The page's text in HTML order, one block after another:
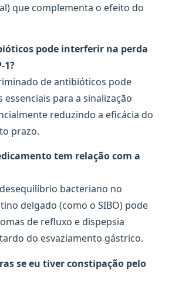
que complementa o efeito do
pode interferir na perda
1?
de antibióticos pode
para a sinalização
reduzindo a eficácia do
prazo.
tem relação com a
bacteriano no
delgado (como o SIBO) pode
de refluxo e dispepsia
do esvaziamento gástrico.
se eu tiver constipação pelo